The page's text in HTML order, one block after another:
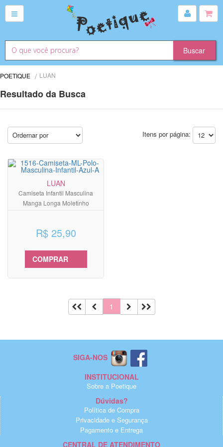
POETIQUE LUAN
Resultado da Busca
Itens por página:
LUAN
Camiseta Infantil Masculina
Manga Longa Moletinho
R$ 25,90
COMPRAR
1
SIGA-NOS
INSTITUCIONAL
Sobre a Poetique
Dúvidas?
Política de Compra
Privacidade e Segurança
Pagamento e Entrega
CENTRAL DE ATENDIMENTO